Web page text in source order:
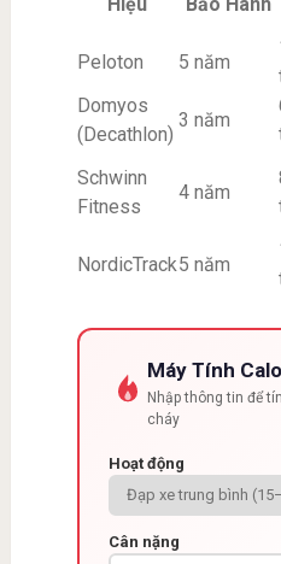
Peloton 5 năm
Domyos
(Decathlon)
3 năm
Schwinn
Fitness
4 năm
NordicTrack5 năm
Máy Tính
Nhập thông tin để
cháy
Hoạt động
Cân nặng